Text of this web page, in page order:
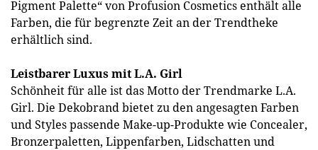
Pigment Palette“ von Profusion Cosmetics enthält alle
Farben, die für begrenzte Zeit an der Trendtheke
erhältlich sind.
Leistbarer Luxus mit L.A. Girl
Schönheit für alle ist das Motto der Trendmarke L.A.
Girl. Die Dekobrand bietet zu den angesagten Farben
und Styles passende Make-up-Produkte wie Concealer,
Bronzerpaletten, Lippenfarben, Lidschatten und